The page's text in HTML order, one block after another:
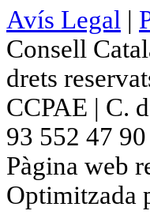
Avís Legal |
Consell
drets
CCPAE | C.
93 552 47 90
Pàgina web
Optimitzada